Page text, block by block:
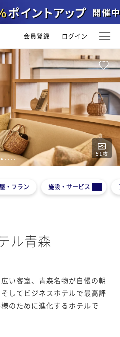
会員登録 ログイン
51 枚
1 2 3 4 5
・プラン 施設・サービス
ル青森
い客室、青森名物が自慢の朝
してビジネスホテルで最高評
のために進化するホテルで